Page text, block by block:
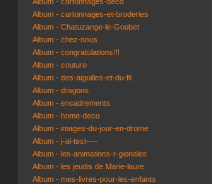
Album - cartonnages-et-broderies
Album - Chatuzange-le-Goubet
Album - chez-nous
Album - congratulations!!!
Album - couture
Album - des-aiguilles-et-du-fil
Album - dragons
Album - encadrements
Album - home-deco
Album - images-du-jour-en-drome
Album - j-ai-test----
Album - les-animations-r-gionales
Album - les jeudis de Marie-laure
Album - mes-livres-pour-les-enfants